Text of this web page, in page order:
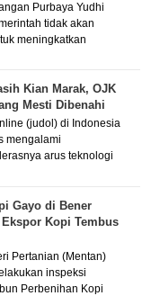
Purbaya Yudhi
tidak akan
meningkatkan
Kian Marak, OJK
Mesti Dibenahi
(judol) di Indonesia
mengalami
arus teknologi
Gayo di Bener
Kopi Tembus
Pertanian (Mentan)
inspeksi
Perbenihan Kopi